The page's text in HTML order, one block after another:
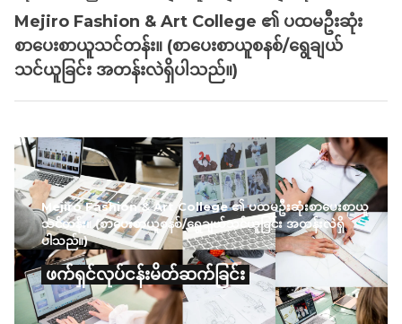
Mejiro Fashion & Art College ၏ ပထမဦးဆုံး
စာပေးစာယူသင်တန်း။ (စာပေးစာယူစနစ်/ရွေချယ်
သင်ယူခြင်း အတန်းလဲရှိပါသည်။)
Mejiro Fashion & Art College ၏ ပထမဦးဆုံးစာပေးစာယူ
သင်တန်း။ (စာပေးစာယူစနစ်/ရွေချယ်သင်ယူခြင်း အတန်းလဲရှိ
ပါသည်။)
ဖက်ရှင်လုပ်ငန်းမိတ်ဆက်ခြင်း